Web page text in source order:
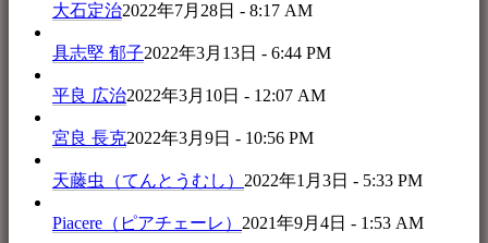
大石定治2022年7月28日 - 8:17 AM
具志堅 郁子2022年3月13日 - 6:44 PM
平良 広治2022年3月10日 - 12:07 AM
宮良 長克2022年3月9日 - 10:56 PM
天藤虫（てんとうむし） 2022年1月3日 - 5:33 PM
Piacere（ピアチェーレ） 2021年9月4日 - 1:53 AM